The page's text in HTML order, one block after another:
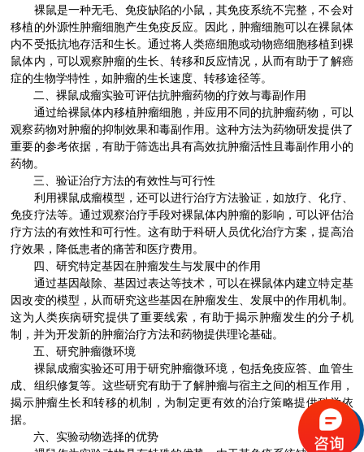
裸鼠是一种无毛、免疫缺陷的小鼠，其免疫系统不完整，不会对
移植的外源性肿瘤细胞产生免疫反应。因此，肿瘤细胞可以在裸鼠体
内不受抵抗地存活和生长。通过将人类癌细胞或动物癌细胞移植到裸
鼠体内，可以观察肿瘤的生长、转移和反应情况，从而有助于了解癌
症的生物学特性，如肿瘤的生长速度、转移途径等。
二、裸鼠成瘤实验可评估抗肿瘤药物的疗效与毒副作用
通过给裸鼠体内移植肿瘤细胞，并应用不同的抗肿瘤药物，可以
观察药物对肿瘤的抑制效果和毒副作用。这种方法为药物研发提供了
重要的参考依据，有助于筛选出具有高效抗肿瘤活性且毒副作用小的
药物。
三、验证治疗方法的有效性与可行性
利用裸鼠成瘤模型，还可以进行治疗方法验证，如放疗、化疗、
免疫疗法等。通过观察治疗手段对裸鼠体内肿瘤的影响，可以评估治
疗方法的有效性和可行性。这有助于科研人员优化治疗方案，提高治
疗效果，降低患者的痛苦和医疗费用。
四、研究特定基因在肿瘤发生与发展中的作用
通过基因敲除、基因过表达等技术，可以在裸鼠体内建立特定基
因改变的模型，从而研究这些基因在肿瘤发生、发展中的作用机制。
这为人类疾病研究提供了重要线索，有助于揭示肿瘤发生的分子机
制，并为开发新的肿瘤治疗方法和药物提供理论基础。
五、研究肿瘤微环境
裸鼠成瘤实验还可用于研究肿瘤微环境，包括免疫应答、血管生
成、组织修复等。这些研究有助于了解肿瘤与宿主之间的相互作用，
揭示肿瘤生长和转移的机制，为制定更有效的治疗策略提供科学依
据。
六、实验动物选择的优势